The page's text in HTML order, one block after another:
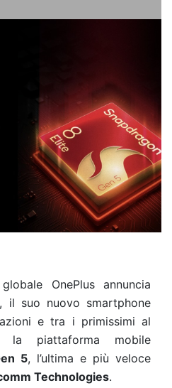
OnePlus annuncia
, il suo nuovo smartphone
e tra i primissimi al
la piattaforma mobile
5, l’ultima e più veloce
Technologies.